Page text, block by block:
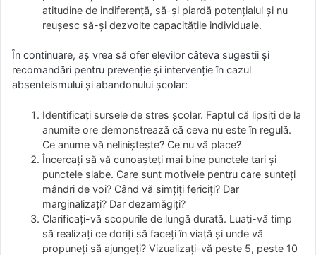
atitudine de indiferenţă, să-şi piardă potenţialul şi nu
reuşesc să-şi dezvolte capacităţile individuale.
În continuare, aş vrea să ofer elevilor câteva sugestii şi
recomandări pentru prevenţie şi intervenţie în cazul
absenteismului şi abandonului școlar:
Identificaţi sursele de stres şcolar. Faptul că lipsiţi de la
anumite ore demonstrează că ceva nu este în regulă.
Ce anume vă nelinişteşte? Ce nu vă place?
Încercaţi să vă cunoaşteţi mai bine punctele tari şi
punctele slabe. Care sunt motivele pentru care sunteţi
mândri de voi? Când vă simţiţi fericiţi? Dar
marginalizaţi? Dar dezamăgiţi?
Clarificaţi-vă scopurile de lungă durată. Luaţi-vă timp
să realizaţi ce doriţi să faceţi în viaţă şi unde vă
propuneţi să ajungeţi? Vizualizaţi-vă peste 5, peste 10